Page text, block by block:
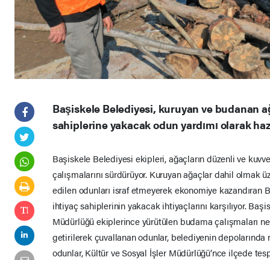
Başiskele Belediyesi, kuruyan ve budanan
sahiplerine yakacak odun yardımı olarak
Başiskele Belediyesi ekipleri, ağaçların düzenli ve
çalışmalarını sürdürüyor. Kuruyan ağaçlar dahil olmak
edilen odunları israf etmeyerek ekonomiye
ihtiyaç sahiplerinin yakacak ihtiyaçlarını karşılıyor.
Müdürlüğü ekiplerince yürütülen budama çalışmaları
getirilerek çuvallanan odunlar, belediyenin depolarında
odunlar, Kültür ve Sosyal İşler Müdürlüğü’nce ilçede